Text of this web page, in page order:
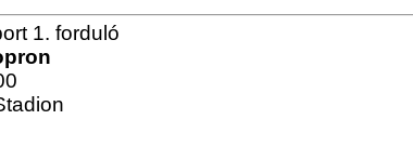
1. forduló